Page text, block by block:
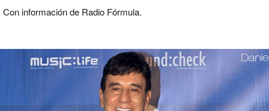
Con información de Radio Fórmula.